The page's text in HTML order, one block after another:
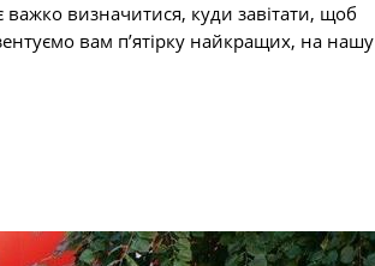
важко визначитися, куди завітати, щоб
вам п’ятірку найкращих, на нашу